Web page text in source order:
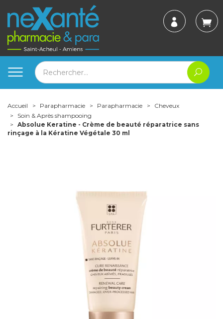
Accueil Parapharmacie Parapharmacie
Cheveux
Soin & Après shampooing
Absolue Keratine - Crème de beauté réparatrice sans
rinçage à la Kératine Végétale 30 ml